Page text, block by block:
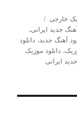
خارجی
آهنگ جدید ایرانی،
آهنگ جدید، دانلود
، دانلود موزیک
ایرانی